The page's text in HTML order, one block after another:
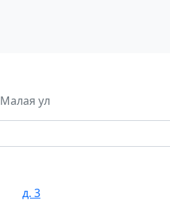
Малая ул
д. 3